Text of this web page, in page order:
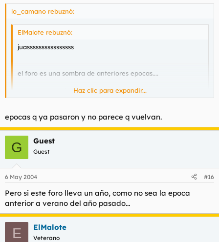
lo_camano rebuznó:
ElMalote rebuznó:
juassssssssssssssss
el foro es una sombra de anteriores epocas....
....las comparaciones siempre son odiosas.
Haz clic para expandir...
Que anteriores epocas?
Haz clic para expandir...
epocas q ya pasaron y no parece q vuelvan.
G Guest
Guest
6 May 2004 #16
Pero si este foro lleva un año, como no sea la epoca
anterior a verano del año pasado...
E ElMalote
Veterano